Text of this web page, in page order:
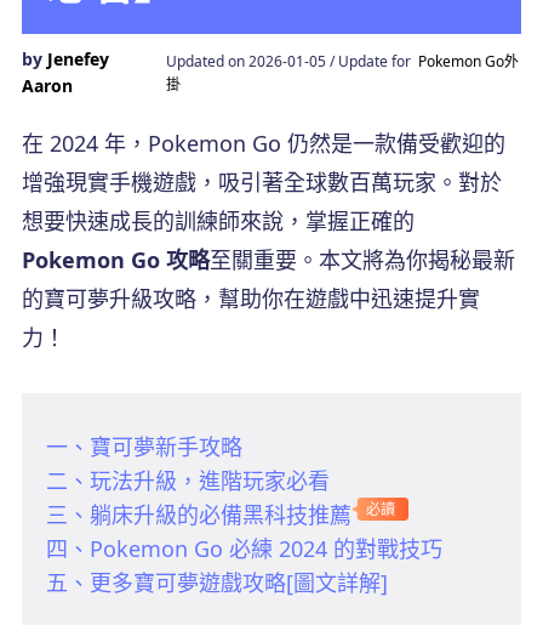
by Jenefey
Aaron
Updated on 2026-01-05 / Update for Pokemon Go外
掛
在 2024 年，Pokemon Go 仍然是一款備受歡迎的
增強現實手機遊戲，吸引著全球數百萬玩家。對於
想要快速成長的訓練師來說，掌握正確的
Pokemon Go 攻略至關重要。本文將為你揭秘最新
的寶可夢升級攻略，幫助你在遊戲中迅速提升實
力！
一、寶可夢新手攻略
二、玩法升級，進階玩家必看
三、躺床升級的必備黑科技推薦
必讀
四、Pokemon Go 必練 2024 的對戰技巧
五、更多寶可夢遊戲攻略[圖文詳解]